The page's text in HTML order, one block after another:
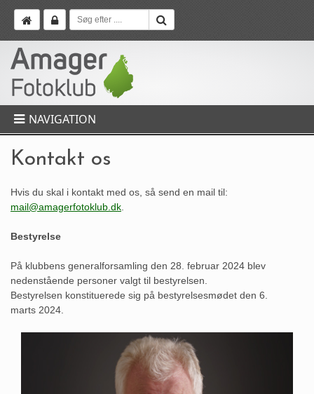
NAVIGATION
Kontakt os
Hvis du skal i kontakt med os, så send en mail til:
mail@amagerfotoklub.dk
Bestyrelse
På klubbens generalforsamling den 28. februar 2024 blev
nedenstående personer valgt til bestyrelsen.
Bestyrelsen konstituerede sig på bestyrelsesmødet den 6.
marts 2024.